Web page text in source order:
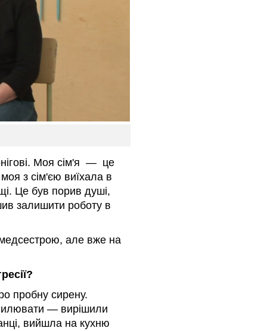
Моя сім'я — це
з сім'єю виїхала в
Це був порив душі,
залишити роботу в
але вже на
пробну сирену.
— вирішили
вийшла на кухню